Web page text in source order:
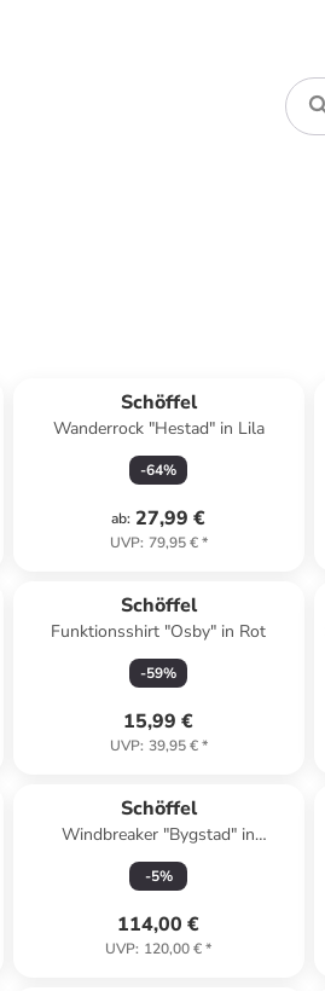
Schöffel
Wanderrock "Hestad" in Lila
-64%
ab: 27,99 €
UVP: 79,95 €*
Schöffel
Funktionsshirt "Osby" in Rot
-59%
15,99 €
UVP: 39,95 €*
Schöffel
Windbreaker "Bygstad" in
Dunkelblau
-5%
114,00 €
UVP: 120,00 €*